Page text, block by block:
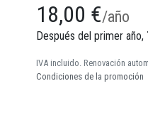
18,00 €/año
Después del primer año,
IVA incluido. Renovación
Condiciones de la promoción